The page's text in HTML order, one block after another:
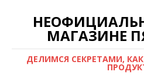
МАГАЗИНЕ
ДЕЛИМСЯ СЕКРЕТАМИ,